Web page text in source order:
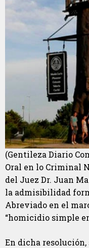
(Gentileza Diario
Oral en lo Criminal
del Juez Dr. Juan
la admisibilidad
Abreviado en el
“homicidio simple
En dicha resolución,